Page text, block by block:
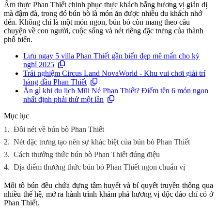
Ẩm thực Phan Thiết chinh phục thực khách bằng hương vị giản dị
mà đậm đà, trong đó bún bò là món ăn được nhiều du khách nhớ
đến. Không chỉ là một món ngon, bún bò còn mang theo câu
chuyện về con người, cuộc sống và nét riêng đặc trưng của thành
phố biển.
Lưu ngay 5 villa Phan Thiết gần biển đẹp mê mẩn cho kỳ
nghỉ 2025
Trải nghiệm Circus Land NovaWorld - Khu vui chơi giải trí
hàng đầu Phan Thiết
Ăn gì khi du lịch Mũi Né Phan Thiết? Điểm tên 6 món ngon
nhất định phải thử một lần
Mục lục
1. Đôi nét về bún bò Phan Thiết
2. Nét đặc trưng tạo nên sự khác biệt của bún bò Phan Thiết
3. Cách thưởng thức bún bò Phan Thiết đúng điệu
4. Địa điểm thưởng thức bún bò Phan Thiết ngon chuẩn vị
Mỗi tô bún đều chứa đựng tâm huyết và bí quyết truyền thống qua
nhiều thế hệ, mở ra hành trình khám phá hương vị độc đáo chỉ có ở
Phan Thiết.